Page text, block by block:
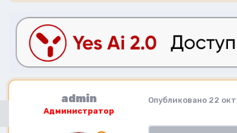
admin
Администратор
Опубликовано 22